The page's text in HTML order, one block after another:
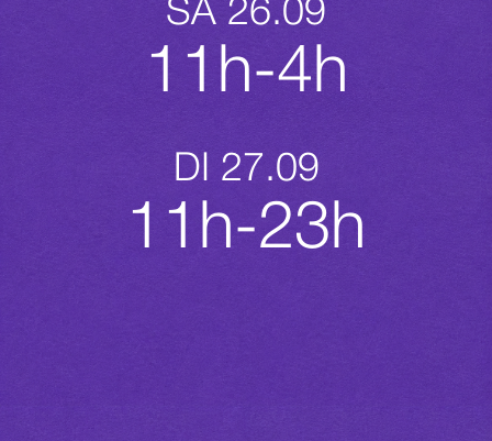
SA 26.09
11h-4h
DI 27.09
11h-23h